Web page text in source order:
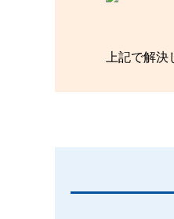
上記で解